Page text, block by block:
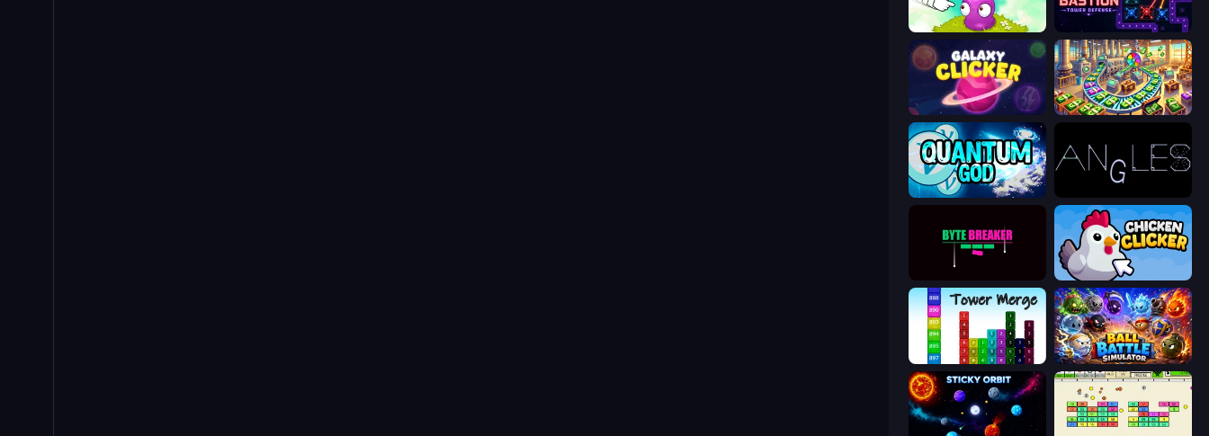
Clicker Heroes Stellar Bastion
Galaxy Clicker Money Factory: Tycoon Idle Game
Quantum God
Chicken Clicker
Tower Merge Ball Battle Simulator